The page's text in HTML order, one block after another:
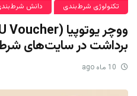
تکنولوژی شرط‌بندی دانش
برداشت در سایت‌های